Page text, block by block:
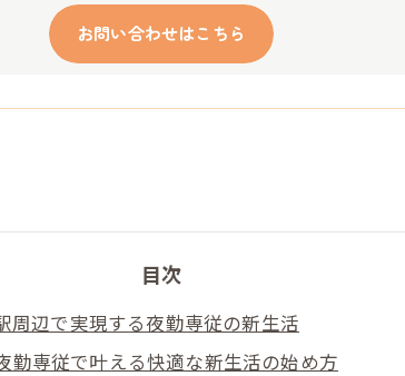
お問い合わせはこちら
目次
周辺で実現する夜勤専従の新生活
勤専従で叶える快適な新生活の始め方